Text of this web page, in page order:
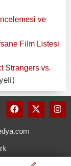
ve
Film Listesi
Strangers vs.